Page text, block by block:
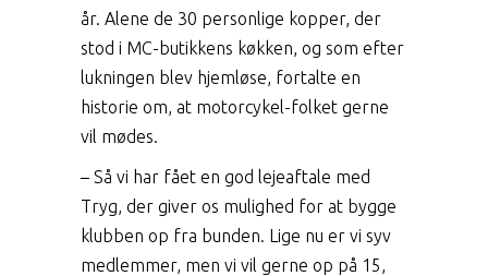
år. Alene de 30 personlige kopper, der
stod i MC-butikkens køkken, og som efter
lukningen blev hjemløse, fortalte en
historie om, at motorcykel-folket gerne
vil mødes.
– Så vi har fået en god lejeaftale med
Tryg, der giver os mulighed for at bygge
klubben op fra bunden. Lige nu er vi syv
medlemmer, men vi vil gerne op på 15,